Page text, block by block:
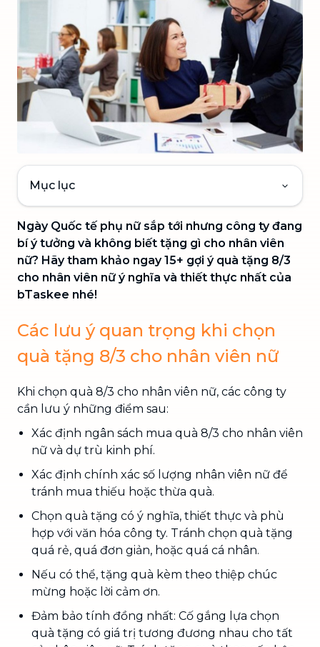
Mục lục
Ngày Quốc tế phụ nữ sắp tới nhưng công ty đang
bí ý tưởng và không biết tặng gì cho nhân viên
nữ? Hãy tham khảo ngay 15+ gợi ý quà tặng 8/3
cho nhân viên nữ ý nghĩa và thiết thực nhất của
bTaskee nhé!
Các lưu ý quan trọng khi chọn
quà tặng 8/3 cho nhân viên nữ
Khi chọn quà 8/3 cho nhân viên nữ, các công ty
cần lưu ý những điểm sau:
Xác định ngân sách mua quà 8/3 cho nhân viên
nữ và dự trù kinh phí.
Xác định chính xác số lượng nhân viên nữ để
tránh mua thiếu hoặc thừa quà.
Chọn quà tặng có ý nghĩa, thiết thực và phù
hợp với văn hóa công ty. Tránh chọn quà tặng
quá rẻ, quá đơn giản, hoặc quá cá nhân.
Nếu có thể, tặng quà kèm theo thiệp chúc
mừng hoặc lời cảm ơn.
Đảm bảo tính đồng nhất: Cố gắng lựa chọn
quà tặng có giá trị tương đương nhau cho tất